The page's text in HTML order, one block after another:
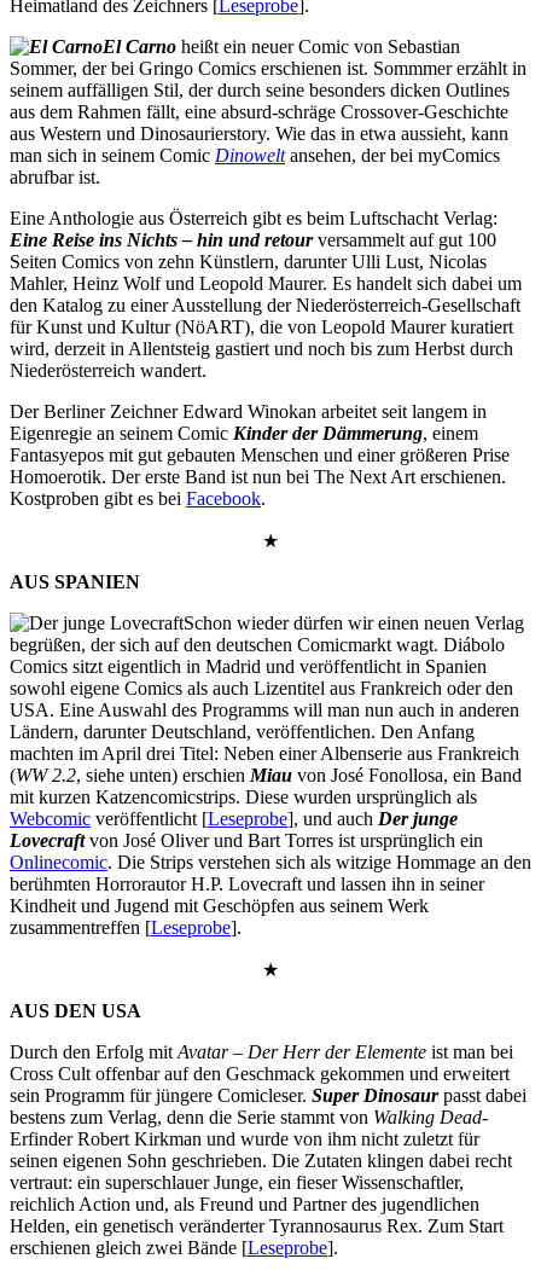
Heimatland des Zeichners [Leseprobe].
El Carno heißt ein neuer Comic von Sebastian
Sommer, der bei Gringo Comics erschienen ist. Sommmer erzählt in
seinem auffälligen Stil, der durch seine besonders dicken Outlines
aus dem Rahmen fällt, eine absurd-schräge Crossover-Geschichte
aus Western und Dinosaurierstory. Wie das in etwa aussieht, kann
man sich in seinem Comic Dinoweltansehen, der bei myComics
abrufbar ist.
Eine Anthologie aus Österreich gibt es beim Luftschacht Verlag:
Eine Reise ins Nichts – hin und retourversammelt auf gut 100
Seiten Comics von zehn Künstlern, darunter Ulli Lust, Nicolas
Mahler, Heinz Wolf und Leopold Maurer. Es handelt sich dabei um
den Katalog zu einer Ausstellung der Niederösterreich-Gesellschaft
für Kunst und Kultur (NöART), die von Leopold Maurer kuratiert
wird, derzeit in Allentsteig gastiert und noch bis zum Herbst durch
Niederösterreich wandert.
Der Berliner Zeichner Edward Winokan arbeitet seit langem in
Eigenregie an seinem Comic Kinder der Dämmerung, einem
Fantasyepos mit gut gebauten Menschen und einer größeren Prise
Homoerotik. Der erste Band ist nun bei The Next Art erschienen.
Kostproben gibt es bei Facebook.
★
AUS SPANIEN
Schon wieder dürfen wir einen neuen Verlag
begrüßen, der sich auf den deutschen Comicmarkt wagt. Diábolo
Comics sitzt eigentlich in Madrid und veröffentlicht in Spanien
sowohl eigene Comics als auch Lizentitel aus Frankreich oder den
USA. Eine Auswahl des Programms will man nun auch in anderen
Ländern, darunter Deutschland, veröffentlichen. Den Anfang
machten im April drei Titel: Neben einer Albenserie aus Frankreich
(WW 2.2, siehe unten) erschien Miau von José Fonollosa, ein Band
mit kurzen Katzencomicstrips. Diese wurden ursprünglich als
Webcomic veröffentlicht [Leseprobe], und auch Der junge
Lovecraftvon José Oliver und Bart Torres ist ursprünglich ein
Onlinecomic. Die Strips verstehen sich als witzige Hommage an den
berühmten Horrorautor H.P. Lovecraft und lassen ihn in seiner
Kindheit und Jugend mit Geschöpfen aus seinem Werk
zusammentreffen [Leseprobe].
★
AUS DEN USA
Durch den Erfolg mit Avatar – Der Herr der Elemente ist man bei
Cross Cult offenbar auf den Geschmack gekommen und erweitert
sein Programm für jüngere Comicleser. Super Dinosaurpasst dabei
bestens zum Verlag, denn die Serie stammt von Walking Dead-
Erfinder Robert Kirkman und wurde von ihm nicht zuletzt für
seinen eigenen Sohn geschrieben. Die Zutaten klingen dabei recht
vertraut: ein superschlauer Junge, ein fieser Wissenschaftler,
reichlich Action und, als Freund und Partner des jugendlichen
Helden, ein genetisch veränderter Tyrannosaurus Rex. Zum Start
erschienen gleich zwei Bände [Leseprobe].